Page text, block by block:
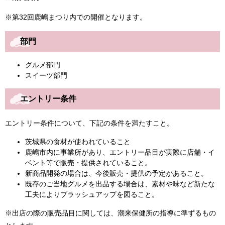
※第32回鹿嶋まつり内での開催となります。
部門
グルメ部門
スイーツ部門
エントリー条件
エントリー条件について、下記の条件を満たすこと。
茨城県の食材が使われていること
鹿嶋市内に事業所があり、エントリー品目が実際に店舗・イ
ベント等で販売・提供されていること。
新商品開発の場合は、今後販売・提供の予定があること。
既存のご当地グルメを出品する場合は、素材や味など新たな
工夫によりブラッシュアップを図ること。
※出店の際の販売品目に関しては、潮来保健所の指導に準ずるもの